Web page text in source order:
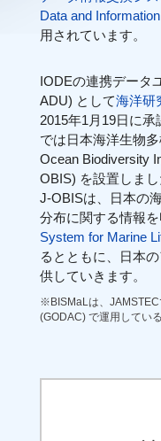
Data and
用されています。
IODEの連携データ
ADU) として海洋研
2015年1月19日に
では日本海洋生物
Ocean Biodiversity
OBIS) を設置しまし
J-OBISは、日本の
分布に関する情報を
System for Marine
るとともに、日本
供していきます。
※BISMaLは、JAMSTEC
(GODAC) で運用してい